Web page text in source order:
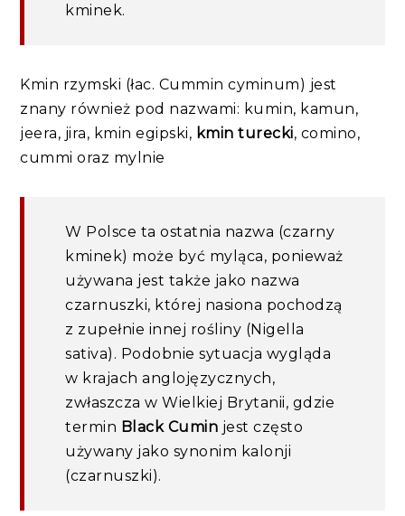
kminek.
Kmin rzymski (łac. Cummin cyminum) jest
znany również pod nazwami: kumin, kamun,
jeera, jira, kmin egipski, kmin turecki, comino,
cummi oraz mylnie
W Polsce ta ostatnia nazwa (czarny
kminek) może być myląca, ponieważ
używana jest także jako nazwa
czarnuszki, której nasiona pochodzą
z zupełnie innej rośliny (Nigella
sativa). Podobnie sytuacja wygląda
w krajach anglojęzycznych,
zwłaszcza w Wielkiej Brytanii, gdzie
termin Black Cumin jest często
używany jako synonim kalonji
(czarnuszki).